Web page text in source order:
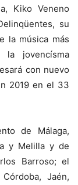
Kiko Veneno
su
la música más
jovencísma
con nuevo
2019 en el 33
de Málaga,
y Melilla y de
Barroso; el
Jaén,